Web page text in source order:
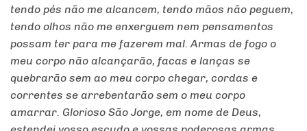
tendo pés não me alcancem, tendo mãos não peguem,
tendo olhos não me enxerguem nem pensamentos
possam ter para me fazerem mal. Armas de fogo o
meu corpo não alcançarão, facas e lanças se
quebrarão sem ao meu corpo chegar, cordas e
correntes se arrebentarão sem o meu corpo
amarrar. Glorioso São Jorge, em nome de Deus,